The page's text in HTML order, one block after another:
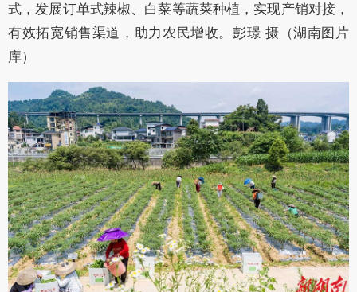
式，发展订单式辣椒、白菜等蔬菜种植，实现产销对接，
有效拓宽销售渠道，助力农民增收。彭璟 摄（湖南图片
库）